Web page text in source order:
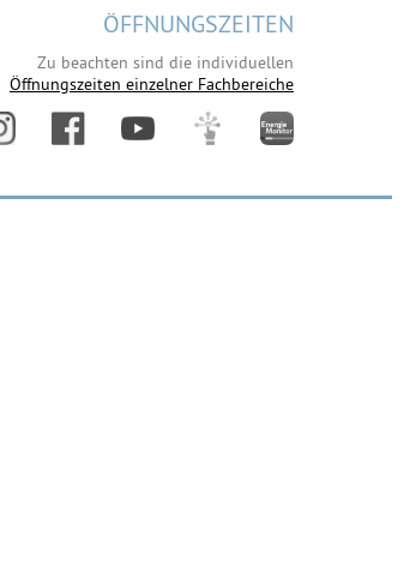
ÖFFNUNGSZEITEN
Zu beachten sind die individuellen
Öffnungszeiten einzelner Fachbereiche